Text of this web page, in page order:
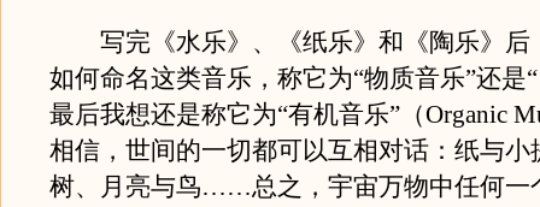
写完《水乐》、《纸乐》和《陶乐》后
如何命名这类音乐，称它为“物质音乐”还是
最后我想还是称它为“有机音乐”（Organic
相信，世间的一切都可以互相对话：纸与小
树、月亮与鸟……总之，宇宙万物中任何一